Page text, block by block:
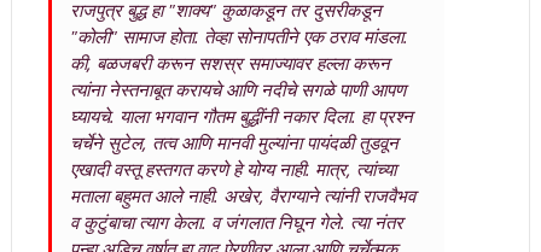
राजपुत्र बुद्ध हा "शाक्य" कुळाकडून तर दुसरीकडून
"कोली" सामाज होता. तेव्हा सोनापतीने एक ठराव मांडला.
की, बळजबरी करून सशस्र समाज्यावर हल्ला करून
त्यांना नेस्तनाबूत करायचे आणि नदीचे सगळे पाणी आपण
घ्यायचे. याला भगवान गौतम बुद्धींनी नकार दिला. हा प्रश्न
चर्चेने सुटेल, तत्व आणि मानवी मुल्यांना पायंदळी तुडवून
एखादी वस्तू हस्तगत करणे हे योग्य नाही. मात्र, त्यांच्या
मताला बहुमत आले नाही. अखेर, वैराग्याने त्यांनी राजवैभव
व कुटुंबाचा त्याग केला. व जंगलात निघून गेले. त्या नंतर